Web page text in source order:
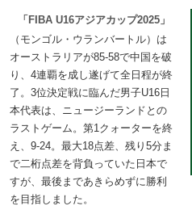
「FIBA U16アジアカップ2025」
（モンゴル・ウランバートル）は
オーストラリアが85-58で中国を破
り、4連覇を成し遂げて全日程が終
了。3位決定戦に臨んだ男子U16日
本代表は、ニュージーランドとの
ラストゲーム。第1クォーターを終
え、9-24。最大18点差、残り5分ま
で二桁点差を背負っていた日本で
すが、最後まであきらめずに勝利
を目指しました。